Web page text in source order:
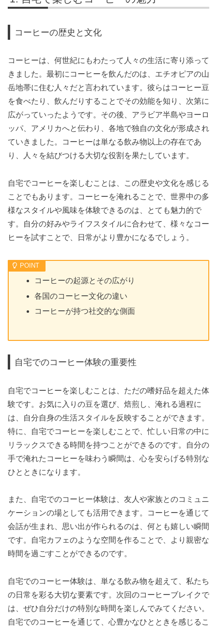
コーヒーの歴史と文化
コーヒーは、何世紀にもわたって人々の生活に寄り添って
きました。最初にコーヒーを飲んだのは、エチオピアの山
岳地帯に住む人々だと言われています。彼らはコーヒー豆
を食べたり、飲んだりすることでその効能を知り、次第に
広がっていったようです。その後、アラビア半島やヨーロ
ッパ、アメリカへと伝わり、各地で独自の文化が形成され
ていきました。コーヒーは単なる飲み物以上の存在であ
り、人々を結びつける大切な役割を果たしています。
自宅でコーヒーを楽しむことは、この歴史や文化を感じる
ことでもあります。コーヒーを淹れることで、世界中の多
様なスタイルや風味を体験できるのは、とても魅力的で
す。自分の好みやライフスタイルに合わせて、様々なコー
ヒーを試すことで、日常がより豊かになるでしょう。
コーヒーの起源とその広がり
各国のコーヒー文化の違い
コーヒーが持つ社交的な側面
自宅でのコーヒー体験の重要性
自宅でコーヒーを楽しむことは、ただの嗜好品を超えた体
験です。お気に入りの豆を選び、焙煎し、淹れる過程に
は、自分自身の生活スタイルを反映することができます。
特に、自宅でコーヒーを楽しむことで、忙しい日常の中に
リラックスできる時間を持つことができるのです。自分の
手で淹れたコーヒーを味わう瞬間は、心を安らげる特別な
ひとときになります。
また、自宅でのコーヒー体験は、友人や家族とのコミュニ
ケーションの場としても活用できます。コーヒーを通じて
会話が生まれ、思い出が作られるのは、何とも嬉しい瞬間
です。自宅カフェのような空間を作ることで、より親密な
時間を過ごすことができるのです。
自宅でのコーヒー体験は、単なる飲み物を超えて、私たち
の日常を彩る大切な要素です。次回のコーヒーブレイクで
は、ぜひ自分だけの特別な時間を楽しんでみてください。
自宅でのコーヒーを通じて、心豊かなひとときを感じるこ